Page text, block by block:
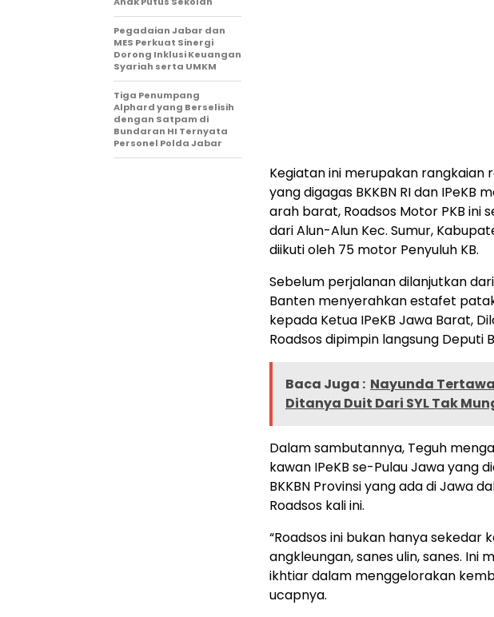
Kegiatan ini merupakan rangkaian
yang digagas BKKBN RI dan IPeKB
arah barat, Roadsos Motor PKB ini
dari Alun-Alun Kec. Sumur,
diikuti oleh 75 motor Penyuluh KB.
Sebelum perjalanan dilanjutkan
Banten menyerahkan estafet
kepada Ketua IPeKB Jawa Barat,
Roadsos dipimpin langsung Deputi
Baca Juga : Nayunda
Ditanya Duit Dari SYL Tak
Dalam sambutannya, Teguh
kawan IPeKB se-Pulau Jawa yang
BKKBN Provinsi yang ada di Jawa
Roadsos kali ini.
“Roadsos ini bukan hanya sekedar
angkleungan, sanes ulin, sanes. Ini
ikhtiar dalam menggelorakan
ucapnya.
Pegadaian Jabar dan
MES Perkuat Sinergi
Dorong Inklusi Keuangan
Syariah serta UMKM
Tiga Penumpang
Alphard yang Berselisih
dengan Satpam di
Bundaran HI Ternyata
Personel Polda Jabar